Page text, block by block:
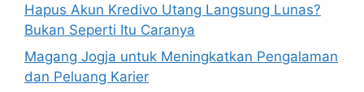
Hapus Akun Kredivo Utang Langsung Lunas?
Bukan Seperti Itu Caranya
Magang Jogja untuk Meningkatkan Pengalaman
dan Peluang Karier